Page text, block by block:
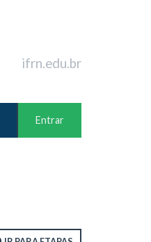
ifrn.edu.br
Entrar